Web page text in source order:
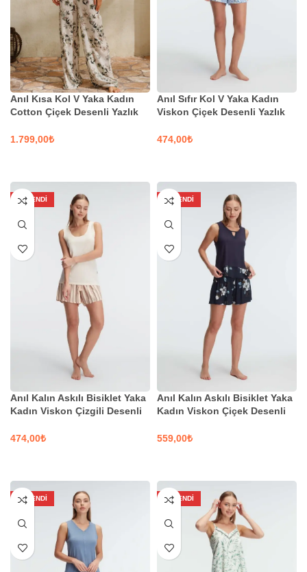
Anıl Kısa Kol V Yaka Kadın
Cotton Çiçek Desenli Yazlık
Takımı Anıl | Kod 9816
₺
Anıl Sıfır Kol V Yaka Kadın
Viskon Çiçek Desenli Yazlık
Takım | Kod 9886
₺
TÜKENDI
Anıl Kalın Askılı Bisiklet Yaka
Kadın Viskon Çizgili Desenli
| Kod 9936
₺
TÜKENDI
Anıl Kalın Askılı Bisiklet Yaka
Kadın Viskon Çiçek Desenli
Takım | Kod 9908
₺
TÜKENDI TÜKENDI